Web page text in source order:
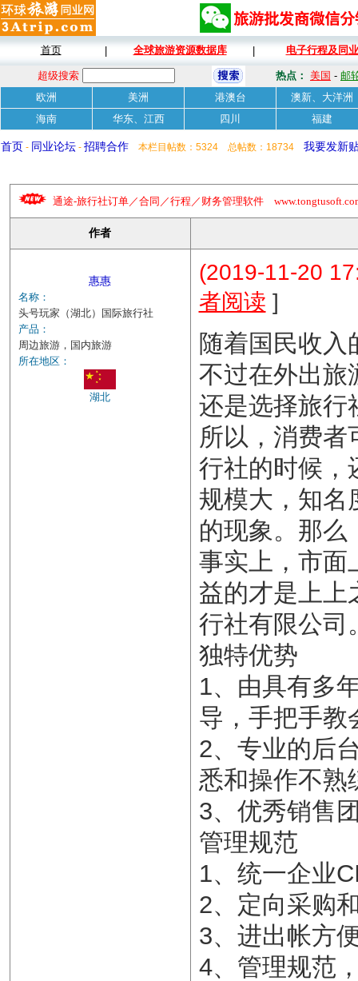
首页 全球旅游资源数据库 电子行程及同
超级搜索 热点： 美国 - 邮
欧洲
美洲 港澳台
澳新、大洋洲
海南
华东、江西 四川 福建
首页 - 同业论坛 - 招聘合作 本栏目帖数：5324 总帖数：18734 我要发新
通途-旅行社订单／合同／行程／财务管理软件
作者
惠惠
名称：
头号玩家（湖北）国际旅行社
产品：
周边旅游，国内旅游
所在地区：
湖北
(2019-11-20
者阅读 ]
随着国民收入
不过在外出旅
还是选择旅行
所以，消费者
行社的时候，
规模大，知名
的现象。那么
事实上，市面
益的才是上上
行社有限公司
独特优势
1、由具有多
导，手把手教
2、专业的后
悉和操作不熟
3、优秀销售
管理规范
1、统一企业
2、定向采购
3、进出帐方
4、管理规范